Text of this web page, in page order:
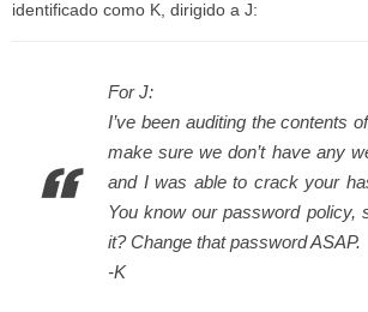
identificado como K, dirigido a J:
For J:
I’ve been auditing the contents
make sure we don’t have any
and I was able to crack your
You know our password policy,
it? Change that password ASAP.
-K